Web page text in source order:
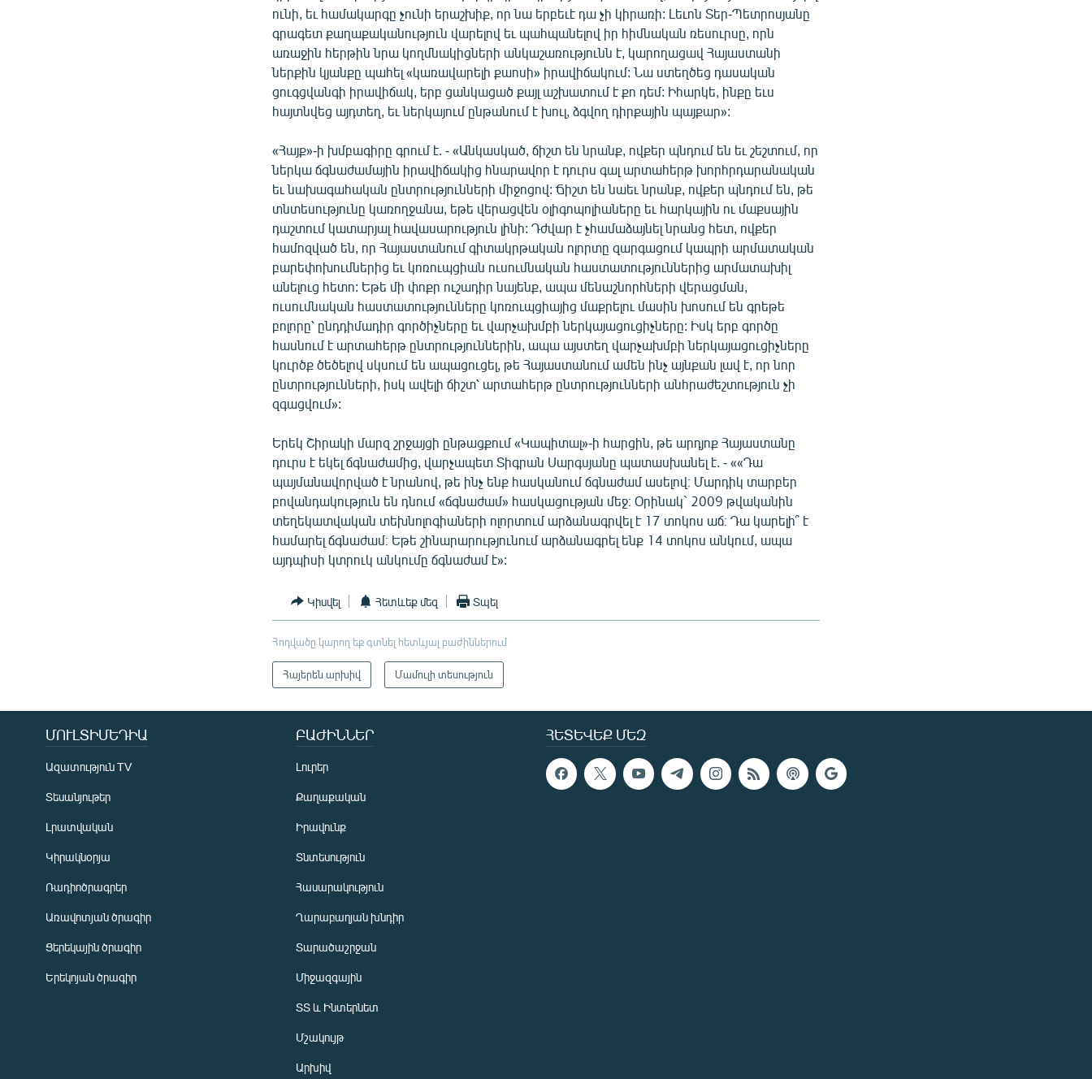
ունի, եւ համակարգը չունի երաշխիք, որ նա երբեւէ դա չի կիրառի: Լեւոն Տեր-Պետրոսյանը
գրագետ քաղաքականություն վարելով եւ պահպանելով իր հիմնական ռեսուրսը, որն
առաջին հերթին նրա կողմնակիցների անկաշառությունն է, կարողացավ Հայաստանի
ներքին կյանքը պահել «կառավարելի քաոսի» իրավիճակում: Նա ստեղծեց դասական
ցուգցվանգի իրավիճակ, երբ ցանկացած քայլ աշխատում է քո դեմ: Իհարկե, ինքը եւս
հայտնվեց այդտեղ, եւ ներկայում ընթանում է խուլ, ձգվող դիրքային պայքար»:
«Հայք»-ի խմբագիրը գրում է. - «Անկասկած, ճիշտ են նրանք, ովքեր պնդում են եւ շեշտում, որ
ներկա ճգնաժամային իրավիճակից հնարավոր է դուրս գալ արտահերթ խորհրդարանական
եւ նախագահական ընտրությունների միջոցով: Ճիշտ են նաեւ նրանք, ովքեր պնդում են, թե
տնտեսությունը կառողջանա, եթե վերացվեն օլիգոպոլիաները եւ հարկային ու մաքսային
դաշտում կատարյալ հավասարություն լինի: Դժվար է չհամաձայնել նրանց հետ, ովքեր
համոզված են, որ Հայաստանում գիտակրթական ոլորտը զարգացում կապրի արմատական
բարեփոխումներից եւ կոռուպցիան ուսումնական հաստատություններից արմատախիլ
անելուց հետո: Եթե մի փոքր ուշադիր նայենք, ապա մենաշնորհների վերացման,
ուսումնական հաստատությունները կոռուպցիայից մաքրելու մասին խոսում են գրեթե
բոլորը՝ ընդդիմադիր գործիչները եւ վարչախմբի ներկայացուցիչները: Իսկ երբ գործը
հասնում է արտահերթ ընտրություններին, ապա այստեղ վարչախմբի ներկայացուցիչները
կուրծք ծեծելով սկսում են ապացուցել, թե Հայաստանում ամեն ինչ այնքան լավ է, որ նոր
ընտրությունների, իսկ ավելի ճիշտ՝ արտահերթ ընտրությունների անհրաժեշտություն չի
զգացվում»:
Երեկ Շիրակի մարզ շրջայցի ընթացքում «Կապիտալ»-ի հարցին, թե արդյոք Հայաստանը
դուրս է եկել ճգնաժամից, վարչապետ Տիգրան Սարգսյանը պատասխանել է. - ««Դա
պայմանավորված է նրանով, թե ինչ ենք հասկանում ճգնաժամ ասելով։ Մարդիկ տարբեր
բովանդակություն են դնում «ճգնաժամ» հասկացության մեջ։ Օրինակ` 2009 թվականին
տեղեկատվական տեխնոլոգիաների ոլորտում արձանագրվել է 17 տոկոս աճ։ Դա կարելի՞ է
համարել ճգնաժամ։ Եթե շինարարությունում արձանագրել ենք 14 տոկոս անկում, ապա
այդպիսի կտրուկ անկումը ճգնաժամ է»:
Կիսվել Հետևեք մեզ Տպել
Հոդվածը կարող եք գտնել հետևյալ բաժիններում
Հայերեն արխիվ Մամուլի տեսություն
ՀԵՏԵՎԵՔ ՄԵԶ
ՄՈՒԼՏԻՄԵԴԻԱ
Ազատություն TV
Տեսանյութեր
Լրատվական
Կիրակնօրյա
Ռադիոծրագրեր
Առավոտյան ծրագիր
Ցերեկային ծրագիր
Երեկոյան ծրագիր
ԲԱԺԻՆՆԵՐ
Լուրեր
Քաղաքական
Իրավունք
Տնտեսություն
Հասարակություն
Ղարաբաղյան խնդիր
Տարածաշրջան
Միջազգային
ՏՏ և Ինտերնետ
Մշակույթ
Արխիվ